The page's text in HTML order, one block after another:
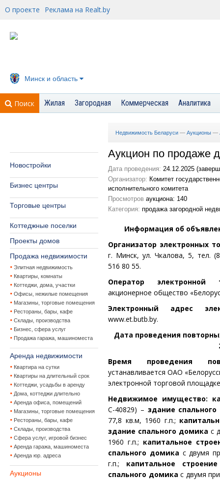
О проекте Реклама на Realt.by
Минск и область
Поиск Жилая Загородная Коммерческая Аналитика
Новостройки
Бизнес центры
Торговые центры
Коттеджные поселки
Проекты домов
Продажа недвижимости
Элитная недвижимость
Квартиры, комнаты
Коттеджи, дома, участки
Офисы, нежилые помещения
Магазины, торговые помещения
Рестораны, бары, кафе
Склады, производства
Бизнес, сфера услуг
Продажа гаража, машиноместа
Аренда недвижимости
Квартира на сутки
Квартиры на длительный срок
Коттеджи, усадьбы в аренду
Дома, коттеджи длительно
Аренда офиса, помещений
Магазины, торговые помещения
Рестораны, бары, кафе
Склады, производства
Сфера услуг, игровой бизнес
Аренда гаража, машиноместа
Аренда юр. адреса
Аукционы
Недвижимость Беларуси — Аукционы —
Аукцион по продаже
Дата проведения: 24.12.2025
Организатор: Комитет
исполнительного комитета
Просмотров аукциона: 140
Категория: продажа загородной
Информация об
Организатор электронных
г. Минск, ул. Чкалова, 5, тел.
516 80 55.
Оператор
акционерное общество
Электронный адрес
www.et.butb.by.
Дата проведения
Время проведения
устанавливается ОАО
электронной торговой
Недвижимое имущество:
С-40829) – здание
77,8 кв.м, 1960 г.п.;
здание спального домика с
1960 г.п.; капитальное
спального домика с двумя
г.п.; капитальное строение
спального домикас двумя